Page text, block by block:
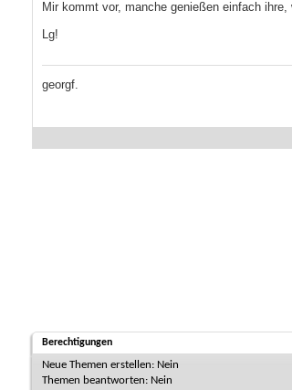
Mir kommt vor, manche genießen einfach
Lg!
georgf.
Berechtigungen
Neue Themen erstellen: Nein
Themen beantworten: Nein